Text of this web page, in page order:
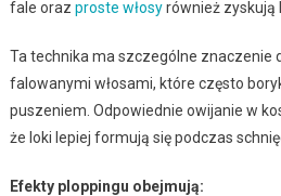
fale oraz proste włosyrównież zyskują
Ta technika ma szczególne znaczenie
falowanymi włosami, które często
puszeniem. Odpowiednie owijanie w
że loki lepiej formują się podczas
Efekty ploppingu obejmują: